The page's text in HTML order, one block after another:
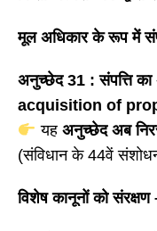
मूल अधिकार के रूप में
अनुच्छेद 31 : संपत्ति
acquisition of
यह अनुच्छेद अब
(संविधान के 44वें संशोधन
विशेष कानूनों को संरक्षण